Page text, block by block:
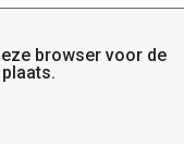
browser voor de